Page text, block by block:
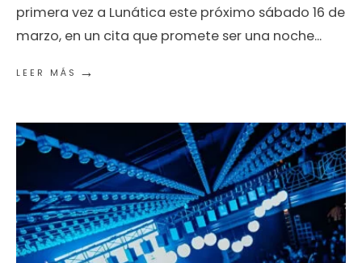
primera vez a Lunática este próximo sábado 16 de
marzo, en un cita que promete ser una noche...
LEER MÁS →